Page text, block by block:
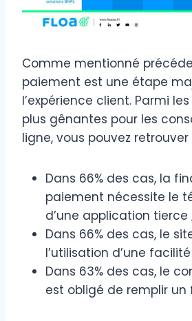
Comme mentionné
paiement est une étape
l’expérience client. Parmi
plus gênantes pour les
ligne, vous pouvez retrouver
Dans 66% des cas, la
paiement nécessite le
d’une application tierce
Dans 66% des cas, le
l’utilisation d’une
Dans 63% des cas, le
est obligé de remplir un